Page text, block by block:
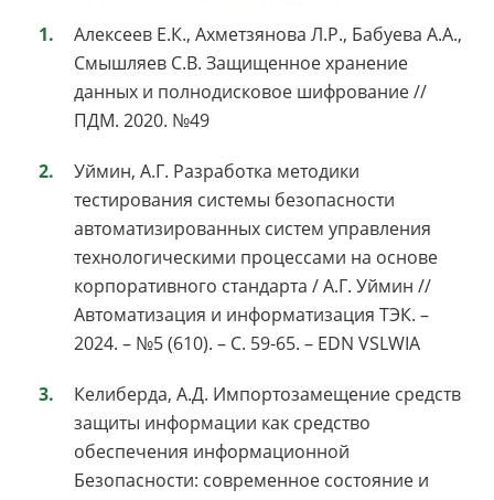
Алексеев Е.К., Ахметзянова Л.Р., Бабуева А.А.,
Смышляев С.В. Защищенное хранение
данных и полнодисковое шифрование //
ПДМ. 2020. №49
Уймин, А.Г. Разработка методики
тестирования системы безопасности
автоматизированных систем управления
технологическими процессами на основе
корпоративного стандарта / А.Г. Уймин //
Автоматизация и информатизация ТЭК. –
2024. – №5 (610). – С. 59-65. – EDN VSLWIA
Келиберда, А.Д. Импортозамещение средств
защиты информации как средство
обеспечения информационной
Безопасности: современное состояние и